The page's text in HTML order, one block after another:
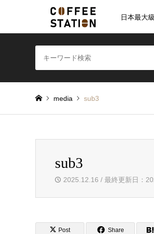
日本最大
media sub3
sub3
2025.12.16 / 最終更新日：
Post Share